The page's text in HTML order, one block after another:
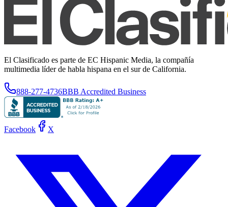
El Clasificado es parte de EC Hispanic Media, la compañía
multimedia líder de habla hispana en el sur de California.
888-277-4736BBB Accredited Business
Facebook X